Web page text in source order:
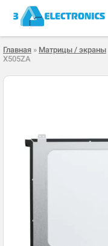
Главная » Матрицы / экраны
X505ZA